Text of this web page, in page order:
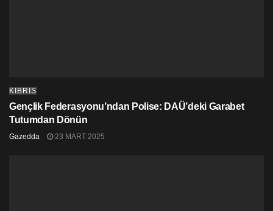
KIBRIS
Gençlik Federasyonu’ndan Polise: DAÜ’deki Garabet
Tutumdan Dönün
Gazedda 23 MART 2025